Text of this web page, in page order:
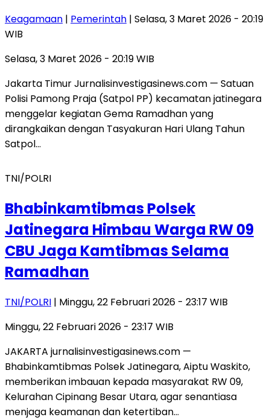
Keagamaan | Pemerintah | Selasa, 3 Maret 2026 - 20:19
WIB
Selasa, 3 Maret 2026 - 20:19 WIB
Jakarta Timur Jurnalisinvestigasinews.com — Satuan
Polisi Pamong Praja (Satpol PP) kecamatan jatinegara
menggelar kegiatan Gema Ramadhan yang
dirangkaikan dengan Tasyakuran Hari Ulang Tahun
Satpol…
TNI/POLRI
Bhabinkamtibmas Polsek
Jatinegara Himbau Warga RW 09
CBU Jaga Kamtibmas Selama
Ramadhan
TNI/POLRI | Minggu, 22 Februari 2026 - 23:17 WIB
Minggu, 22 Februari 2026 - 23:17 WIB
JAKARTA jurnalisinvestigasinews.com —
Bhabinkamtibmas Polsek Jatinegara, Aiptu Waskito,
memberikan imbauan kepada masyarakat RW 09,
Kelurahan Cipinang Besar Utara, agar senantiasa
menjaga keamanan dan ketertiban…